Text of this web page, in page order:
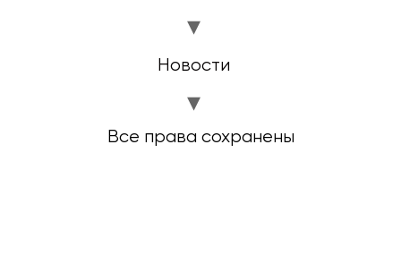
Новости
Все права сохранены